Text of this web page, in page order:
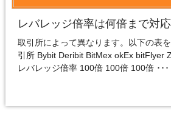
レバレッジ倍率は何倍まで対
取引所によって異なります。以下の表
引所 Bybit Deribit BitMex okEx bitFlyer
レバレッジ倍率 100倍 100倍 100倍 ･･･